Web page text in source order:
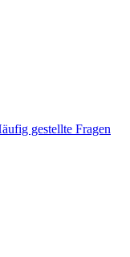
gestellte Fragen